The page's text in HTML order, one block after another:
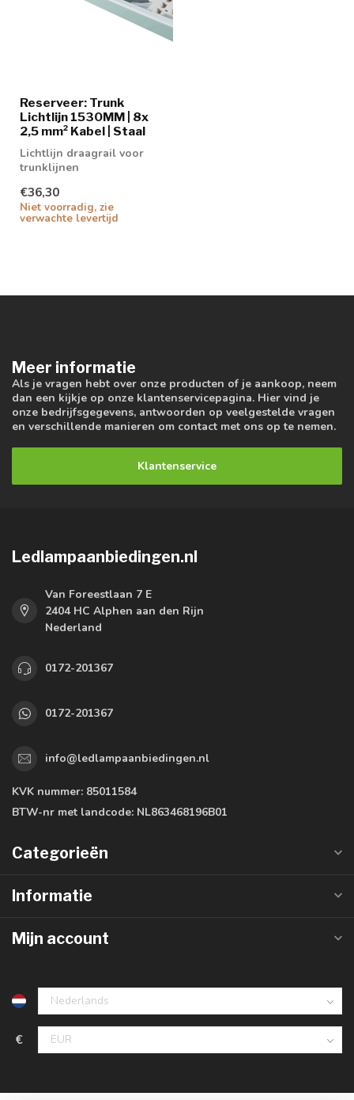
Reserveer: Trunk
Lichtlijn 1530MM | 8x
2,5 mm² Kabel | Staal
Lichtlijn draagrail voor
trunklijnen
€36,30
Niet voorradig, zie
verwachte levertijd
Meer informatie
Als je vragen hebt over onze producten of je aankoop, neem
dan een kijkje op onze klantenservicepagina. Hier vind je
onze bedrijfsgegevens, antwoorden op veelgestelde vragen
en verschillende manieren om contact met ons op te nemen.
Klantenservice
Ledlampaanbiedingen.nl
Van Foreestlaan 7 E
2404 HC Alphen aan den Rijn
Nederland
0172-201367
0172-201367
info@ledlampaanbiedingen.nl
KVK nummer: 85011584
BTW-nr met landcode: NL863468196B01
Categorieën
Informatie
Mijn account
€